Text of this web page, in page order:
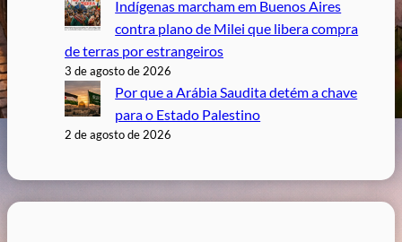
Indígenas marcham em Buenos Aires
contra plano de Milei que libera compra
de terras por estrangeiros
3 de agosto de 2026
Por que a Arábia Saudita detém a chave
para o Estado Palestino
2 de agosto de 2026